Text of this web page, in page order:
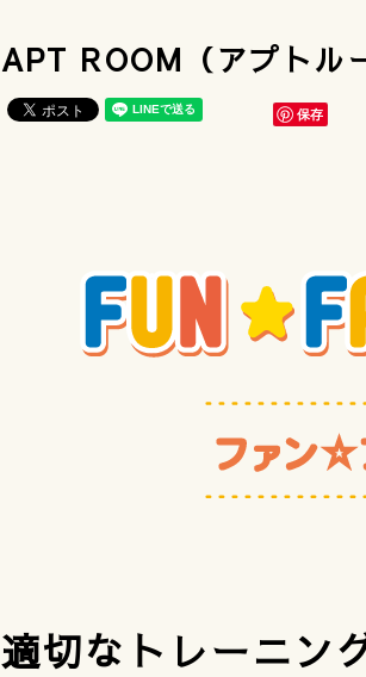
APT ROOM（アプトル
保存
適切なトレーニン